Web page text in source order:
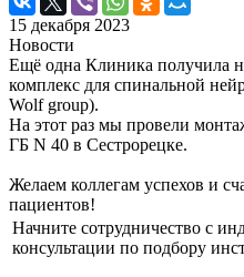
15 декабря 2023
Новости
Ещё одна Клиника получила
комплекс для спинальной
Wolf group).
На этот раз мы провели
ГБ N 40 в Сестрорецке.
Желаем коллегам успехов и
пациентов!
Начните сотрудничество с
консультации по подбору